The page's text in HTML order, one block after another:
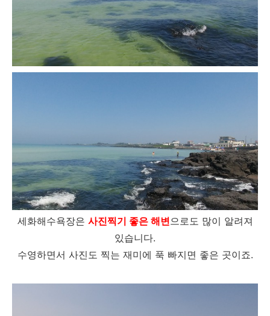
세화해수욕장은 사진찍기 좋은 해변으로도 많이 알려져
있습니다.
수영하면서 사진도 찍는 재미에 푹 빠지면 좋은 곳이죠.